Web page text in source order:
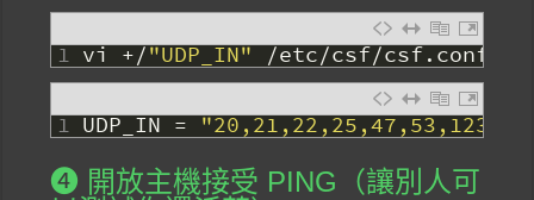
1 vi +/"UDP_IN" /etc/csf/csf.conf
1 UDP_IN = "20,21,22,25,47,53,123"
❹ 開放主機接受 PING（讓別人可